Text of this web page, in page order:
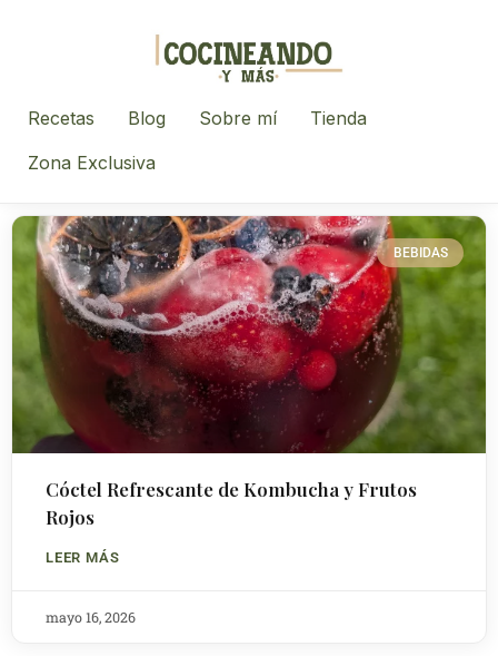
Recetas Blog Sobre mí
Tienda
Zona Exclusiva
BEBIDAS
Cóctel Refrescante de Kombucha y Frutos
Rojos
LEER MÁS
mayo 16, 2026